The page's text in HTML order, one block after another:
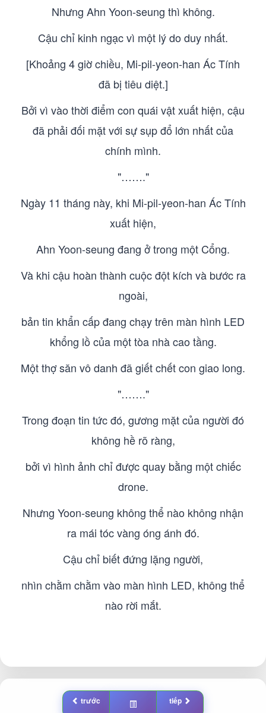
Nhưng Ahn Yoon-seung thì không.
Cậu chỉ kinh ngạc vì một lý do duy nhất.
[Khoảng 4 giờ chiều, Mi-pil-yeon-han Ác Tính
đã bị tiêu diệt.]
Bởi vì vào thời điểm con quái vật xuất hiện, cậu
đã phải đối mặt với sự sụp đổ lớn nhất của
chính mình.
"……."
Ngày 11 tháng này, khi Mi-pil-yeon-han Ác Tính
xuất hiện,
Ahn Yoon-seung đang ở trong một Cổng.
Và khi cậu hoàn thành cuộc đột kích và bước ra
ngoài,
bản tin khẩn cấp đang chạy trên màn hình LED
khổng lồ của một tòa nhà cao tầng.
Một thợ săn vô danh đã giết chết con giao long.
"……."
Trong đoạn tin tức đó, gương mặt của người đó
không hề rõ ràng,
bởi vì hình ảnh chỉ được quay bằng một chiếc
drone.
Nhưng Yoon-seung không thể nào không nhận
ra mái tóc vàng óng ánh đó.
Cậu chỉ biết đứng lặng người,
nhìn chằm chằm vào màn hình LED, không thể
nào rời mắt.
trước tiếp